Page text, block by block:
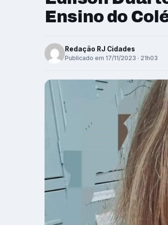
Ensino do
Redação RJ Cidades
Publicado em 17/11/2023 · 21h03